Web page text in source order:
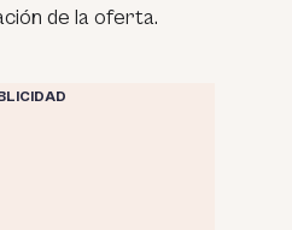
de la oferta.